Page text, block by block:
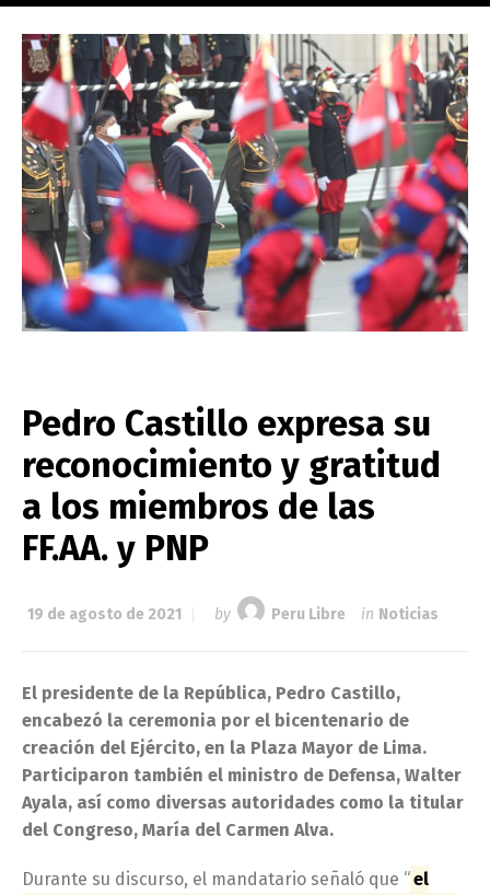
Pedro Castillo expresa su
reconocimiento y gratitud
a los miembros de las
FF.AA. y PNP
19 de agosto de 2021 by Peru Libre in Noticias
El presidente de la República, Pedro Castillo,
encabezó la ceremonia por el bicentenario de
creación del Ejército, en la Plaza Mayor de Lima.
Participaron también el ministro de Defensa, Walter
Ayala, así como diversas autoridades como la titular
del Congreso, María del Carmen Alva.
Durante su discurso, el mandatario señaló que “el